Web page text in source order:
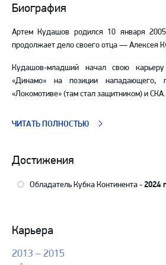
Биография
Биография
Артем Кудашов родился 10 января
продолжает дело своего отца — Алексея
Кудашов-младший начал свою
«Динамо» на позиции
«Локомотиве» (там стал защитником) и СКА.
ЧИТАТЬ ПОЛНОСТЬЮ
Достижения
Обладатель Кубка Континента -2024
Карьера
2013 – 2015